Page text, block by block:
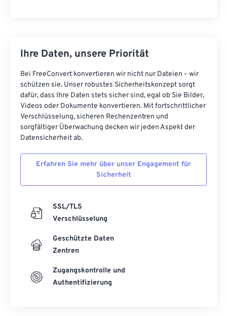
Ihre Daten, unsere Priorität
Bei FreeConvert konvertieren wir nicht nur Dateien – wir
schützen sie. Unser robustes Sicherheitskonzept sorgt
dafür, dass Ihre Daten stets sicher sind, egal ob Sie Bilder,
Videos oder Dokumente konvertieren. Mit fortschrittlicher
Verschlüsselung, sicheren Rechenzentren und
sorgfältiger Überwachung decken wir jeden Aspekt der
Datensicherheit ab.
Erfahren Sie mehr über unser Engagement für
Sicherheit
SSL/TLS
Verschlüsselung
Geschützte Daten
Zentren
Zugangskontrolle und
Authentifizierung